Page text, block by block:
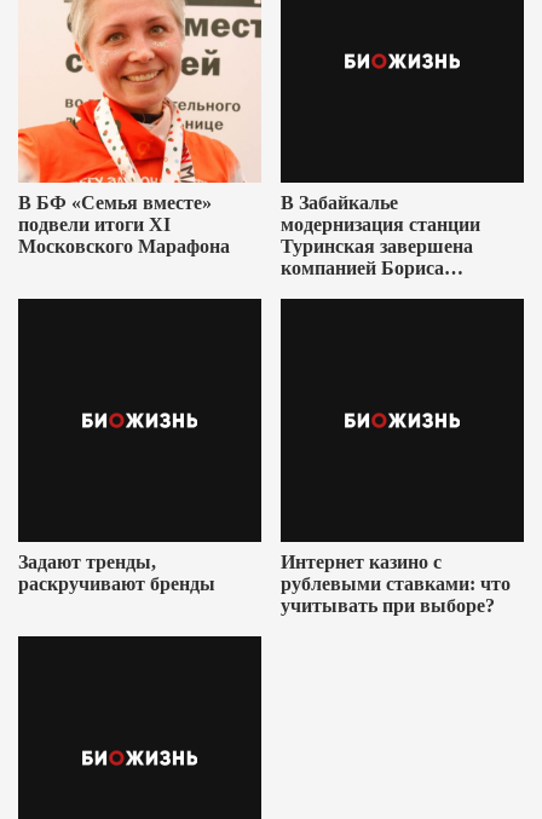
В БФ «Семья вместе»
подвели итоги XI
Московского Марафона
В Забайкалье
модернизация станции
Туринская завершена
компанией Бориса
Задают тренды,
раскручивают бренды
Интернет казино с
рублевыми ставками: что
учитывать при выборе?